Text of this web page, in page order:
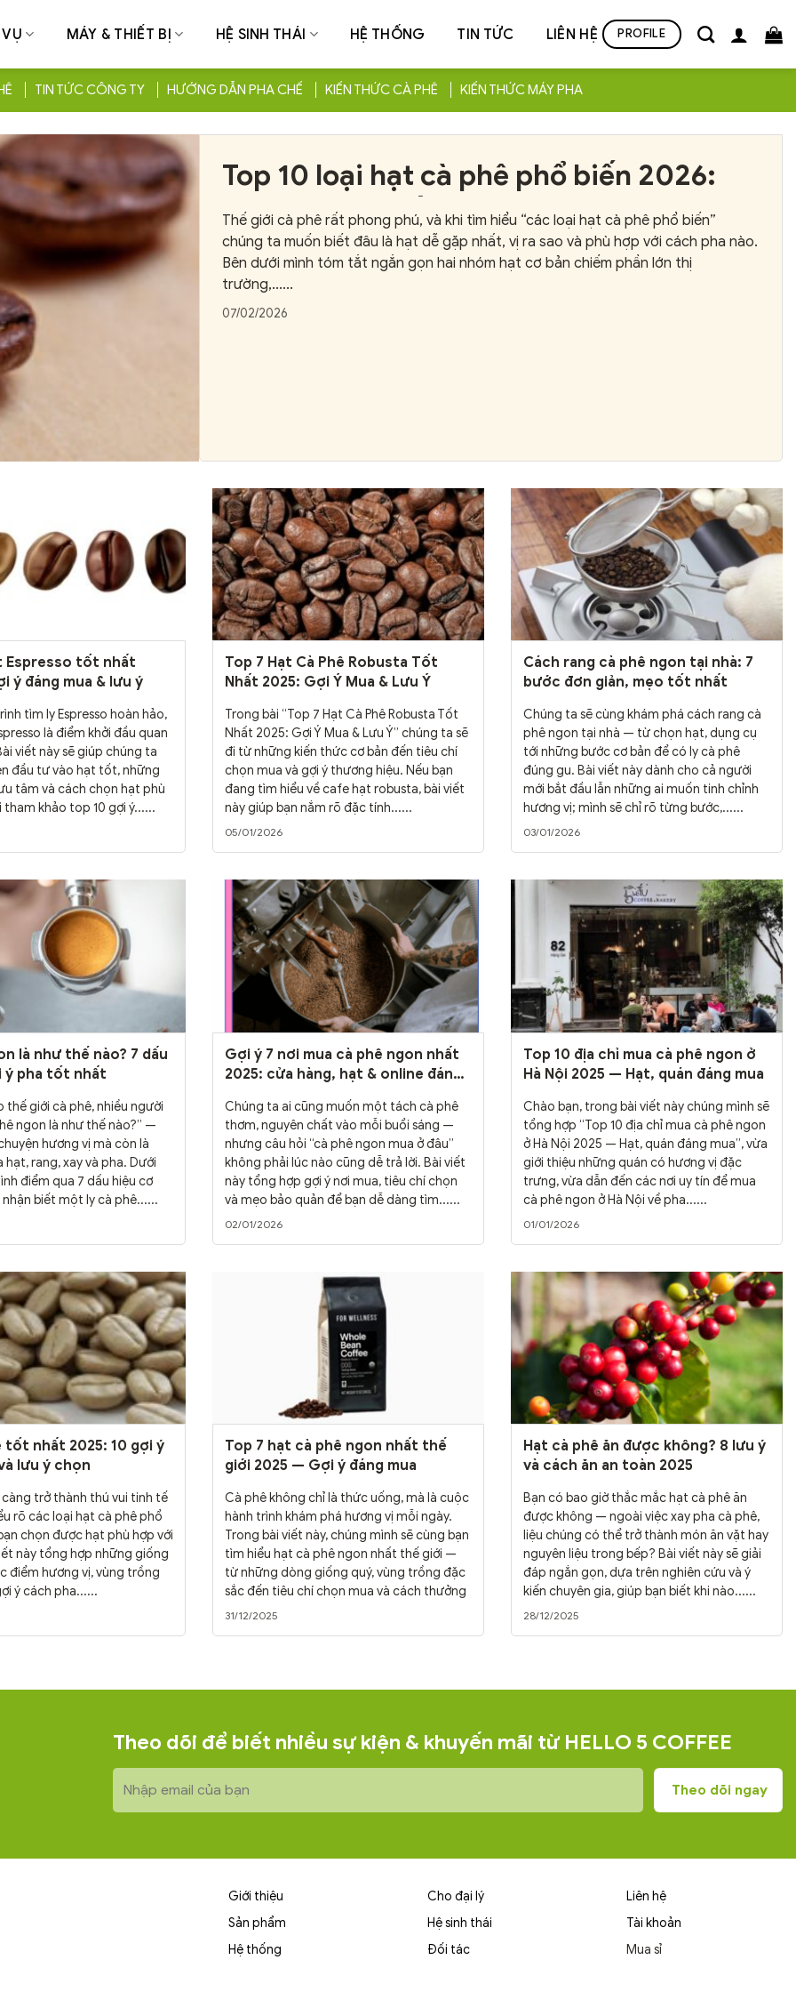
MÁY & THIẾT BỊ HỆ SINH THÁI HỆ THỐNG TIN TỨC LIÊN HỆ PROFILE
TIN TỨC CÔNG TY HƯỚNG DẪN PHA CHẾ KIẾN THỨC CÀ PHÊ KIẾN THỨC MÁY PHA
Top 10 loại hạt cà phê phổ biến 2026:
Gợi ý ngon nhất & đáng mua
Thế giới cà phê rất phong phú, và khi tìm hiểu “các loại hạt cà phê phổ biến”
chúng ta muốn biết đâu là hạt dễ gặp nhất, vị ra sao và phù hợp với cách pha nào.
Bên dưới mình tóm tắt ngắn gọn hai nhóm hạt cơ bản chiếm phần lớn thị
trường,......
07/02/2026
Espresso tốt nhất
ý đáng mua & lưu ý
tìm ly Espresso hoàn hảo,
là điểm khởi đầu quan
viết này sẽ giúp chúng ta
đầu tư vào hạt tốt, những
tâm và cách chọn hạt phù
tham khảo top 10 gợi ý......
Top 7 Hạt Cà Phê Robusta Tốt
Nhất 2025: Gợi Ý Mua & Lưu Ý
Trong bài “Top 7 Hạt Cà Phê Robusta Tốt
Nhất 2025: Gợi Ý Mua & Lưu Ý” chúng ta sẽ
đi từ những kiến thức cơ bản đến tiêu chí
chọn mua và gợi ý thương hiệu. Nếu bạn
đang tìm hiểu về cafe hạt robusta, bài viết
này giúp bạn nắm rõ đặc tính......
05/01/2026
Cách rang cà phê ngon tại nhà: 7
bước đơn giản, mẹo tốt nhất
Chúng ta sẽ cùng khám phá cách rang cà
phê ngon tại nhà — từ chọn hạt, dụng cụ
tới những bước cơ bản để có ly cà phê
đúng gu. Bài viết này dành cho cả người
mới bắt đầu lẫn những ai muốn tinh chỉnh
hương vị; mình sẽ chỉ rõ từng bước,......
03/01/2026
là như thế nào? 7 dấu
ý pha tốt nhất
thế giới cà phê, nhiều người
ngon là như thế nào?” —
hương vị mà còn là
rang, xay và pha. Dưới
điểm qua 7 dấu hiệu cơ
nhận biết một ly cà phê......
Gợi ý 7 nơi mua cà phê ngon nhất
2025: cửa hàng, hạt & online đáng
Chúng ta ai cũng muốn một tách cà phê
thơm, nguyên chất vào mỗi buổi sáng —
nhưng câu hỏi “cà phê ngon mua ở đâu”
không phải lúc nào cũng dễ trả lời. Bài viết
này tổng hợp gợi ý nơi mua, tiêu chí chọn
và mẹo bảo quản để bạn dễ dàng tìm......
02/01/2026
Top 10 địa chỉ mua cà phê ngon ở
Hà Nội 2025 — Hạt, quán đáng mua
Chào bạn, trong bài viết này chúng mình sẽ
tổng hợp “Top 10 địa chỉ mua cà phê ngon
ở Hà Nội 2025 — Hạt, quán đáng mua”, vừa
giới thiệu những quán có hương vị đặc
trưng, vừa dẫn đến các nơi uy tín để mua
cà phê ngon ở Hà Nội về pha......
01/01/2026
tốt nhất 2025: 10 gợi ý
lưu ý chọn
trở thành thú vui tinh tế
rõ các loại hạt cà phê phổ
chọn được hạt phù hợp với
này tổng hợp những giống
điểm hương vị, vùng trồng
ý cách pha......
Top 7 hạt cà phê ngon nhất thế
giới 2025 — Gợi ý đáng mua
Cà phê không chỉ là thức uống, mà là cuộc
hành trình khám phá hương vị mỗi ngày.
Trong bài viết này, chúng mình sẽ cùng bạn
tìm hiểu hạt cà phê ngon nhất thế giới —
từ những dòng giống quý, vùng trồng đặc
sắc đến tiêu chí chọn mua và cách thưởng
thức......
31/12/2025
Hạt cà phê ăn được không? 8 lưu ý
và cách ăn an toàn 2025
Bạn có bao giờ thắc mắc hạt cà phê ăn
được không — ngoài việc xay pha cà phê,
liệu chúng có thể trở thành món ăn vặt hay
nguyên liệu trong bếp? Bài viết này sẽ giải
đáp ngắn gọn, dựa trên nghiên cứu và ý
kiến chuyên gia, giúp bạn biết khi nào......
28/12/2025
Theo dõi để biết nhiều sự kiện & khuyến mãi từ HELLO 5 COFFEE
Giới thiệu
Sản phẩm
Hệ thống
Cho đại lý
Hệ sinh thái
Đối tác
Liên hệ
Tài khoản
Mua sỉ